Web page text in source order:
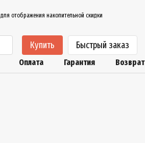
для отображения накопительной скидки
Купить Быстрый заказ
Оплата Гарантия Возврат